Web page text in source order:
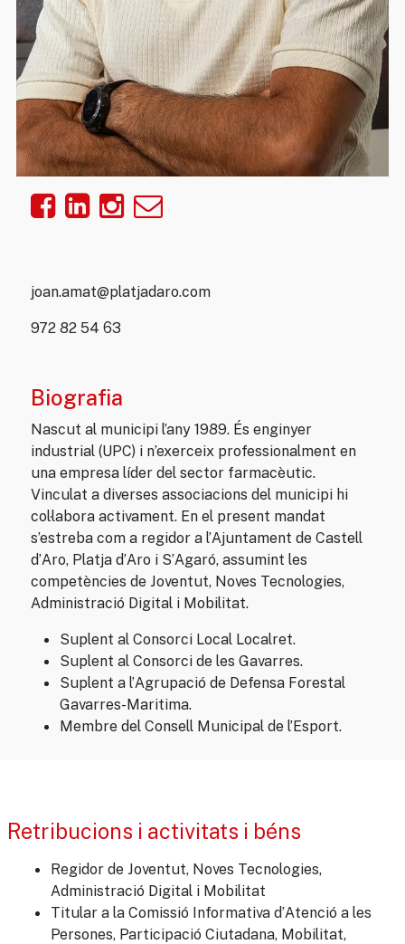
joan.amat@platjadaro.com
972 82 54 63
Biografia
Nascut al municipi l’any 1989. És enginyer
industrial (UPC) i n’exerceix professionalment en
una empresa líder del sector farmacèutic.
Vinculat a diverses associacions del municipi hi
col·labora activament. En el present mandat
s’estreba com a regidor a l’Ajuntament de Castell
d’Aro, Platja d’Aro i S’Agaró, assumint les
competències de Joventut, Noves Tecnologies,
Administració Digital i Mobilitat.
Suplent al Consorci Local Localret.
Suplent al Consorci de les Gavarres.
Suplent a l’Agrupació de Defensa Forestal
Gavarres-Maritima.
Membre del Consell Municipal de l’Esport.
Retribucions i activitats i béns
Regidor de Joventut, Noves Tecnologies,
Administració Digital i Mobilitat
Titular a la Comissió Informativa d’Atenció a les
Persones, Participació Ciutadana, Mobilitat,